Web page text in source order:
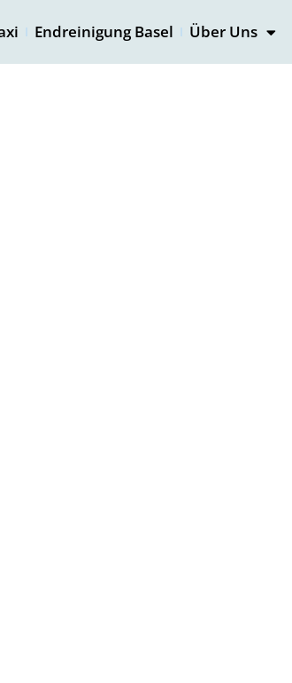
Endreinigung Basel Über Uns